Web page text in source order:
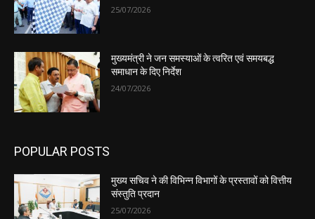
25/07/2026
मुख्यमंत्री ने जन समस्याओं के त्वरित एवं समयबद्ध
समाधान के दिए निर्देश
24/07/2026
POPULAR POSTS
मुख्य सचिव ने की विभिन्न विभागों के प्रस्तावों को वित्तीय
संस्तुति प्रदान
25/07/2026